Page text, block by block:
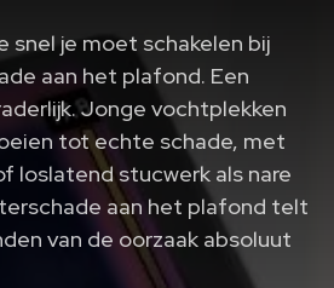
snel je moet schakelen bij
aan het plafond. Een
Jonge vochtplekken
tot echte schade, met
loslatend stucwerk als nare
aan het plafond telt
van de oorzaak absoluut